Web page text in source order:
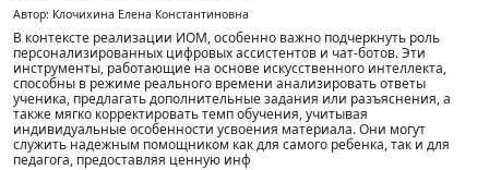
Автор: Клочихина Елена Константиновна
В контексте реализации ИОМ, особенно важно подчеркнуть роль
персонализированных цифровых ассистентов и чат-ботов. Эти
инструменты, работающие на основе искусственного интеллекта,
способны в режиме реального времени анализировать ответы
ученика, предлагать дополнительные задания или разъяснения, а
также мягко корректировать темп обучения, учитывая
индивидуальные особенности усвоения материала. Они могут
служить надежным помощником как для самого ребенка, так и для
педагога, предоставляя ценную инф